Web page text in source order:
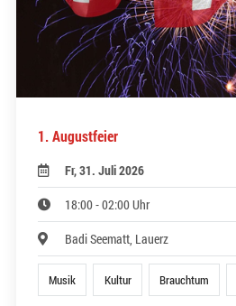
1. Augustfeier
Fr, 31. Juli 2026
18:00 - 02:00 Uhr
Badi Seematt, Lauerz
Musik Kultur Brauchtum